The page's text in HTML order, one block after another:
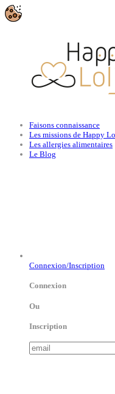
Faisons connaissance
Les missions de Happy
Les allergies alimentaires
Le Blog
Connexion/Inscription
Connexion
Ou
Inscription